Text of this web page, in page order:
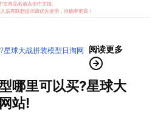
商品名请点击中文搜。
后有联想提示请优先使用，准确率更高！
星球大战拼装模型日淘网
阅读更多
哪里可以买?星球大
站!